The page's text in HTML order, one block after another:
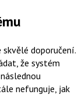
doporučení.
že systém
nefunguje, jak